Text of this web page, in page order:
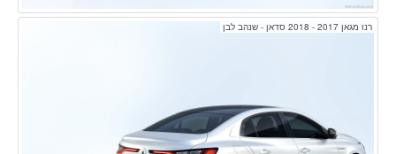
רנו מגאן 2017 - 2018 סדאן - שנהב לבן